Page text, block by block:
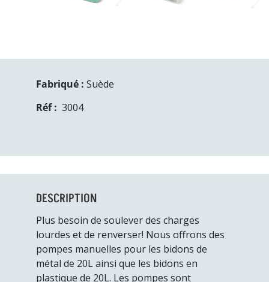
Fabriqué : Suède
Réf : 3004
DESCRIPTION
Plus besoin de soulever des charges
lourdes et de renverser! Nous offrons des
pompes manuelles pour les bidons de
métal de 20L ainsi que les bidons en
plastique de 20L. Les pompes sont